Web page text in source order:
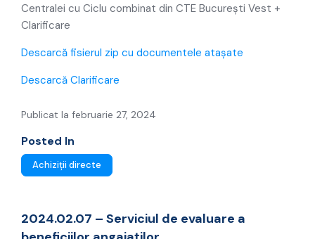
Centralei cu Ciclu combinat din CTE București Vest +
Clarificare
Descarcă fisierul zip cu documentele atașate
Descarcă Clarificare
Publicat la februarie 27, 2024
Posted In
Achiziții directe
2024.02.07 – Serviciul de evaluare a